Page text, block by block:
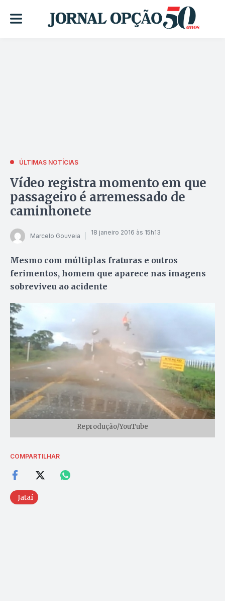
ÚLTIMAS NOTÍCIAS
Vídeo registra momento em que
passageiro é arremessado de
caminhonete
Marcelo Gouveia 18 janeiro 2016 às 15h13
Mesmo com múltiplas fraturas e outros
ferimentos, homem que aparece nas imagens
sobreviveu ao acidente
Reprodução/YouTube
COMPARTILHAR
Jataí